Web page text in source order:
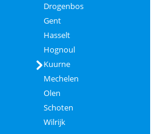
Drogenbos
Gent
Hasselt
Hognoul
Kuurne
Mechelen
Olen
Schoten
Wilrijk